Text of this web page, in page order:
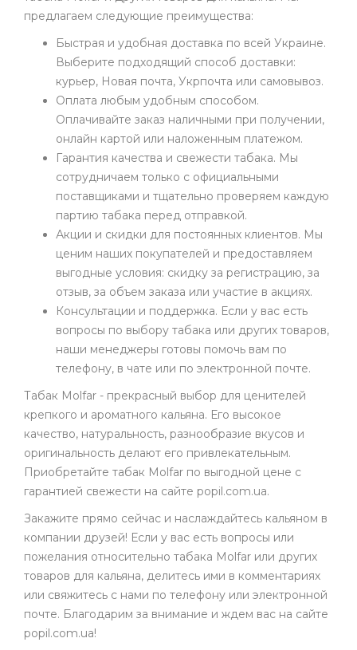
предлагаем следующие преимущества:
Быстрая и удобная доставка по всей Украине.
Выберите подходящий способ доставки:
курьер, Новая почта, Укрпочта или самовывоз.
Оплата любым удобным способом.
Оплачивайте заказ наличными при получении,
онлайн картой или наложенным платежом.
Гарантия качества и свежести табака. Мы
сотрудничаем только с официальными
поставщиками и тщательно проверяем каждую
партию табака перед отправкой.
Акции и скидки для постоянных клиентов. Мы
ценим наших покупателей и предоставляем
выгодные условия: скидку за регистрацию, за
отзыв, за объем заказа или участие в акциях.
Консультации и поддержка. Если у вас есть
вопросы по выбору табака или других товаров,
наши менеджеры готовы помочь вам по
телефону, в чате или по электронной почте.
Табак Molfar - прекрасный выбор для ценителей
крепкого и ароматного кальяна. Его высокое
качество, натуральность, разнообразие вкусов и
оригинальность делают его привлекательным.
Приобретайте табак Molfar по выгодной цене с
гарантией свежести на сайте popil.com.ua.
Закажите прямо сейчас и наслаждайтесь кальяном в
компании друзей! Если у вас есть вопросы или
пожелания относительно табака Molfar или других
товаров для кальяна, делитесь ими в комментариях
или свяжитесь с нами по телефону или электронной
почте. Благодарим за внимание и ждем вас на сайте
popil.com.ua!